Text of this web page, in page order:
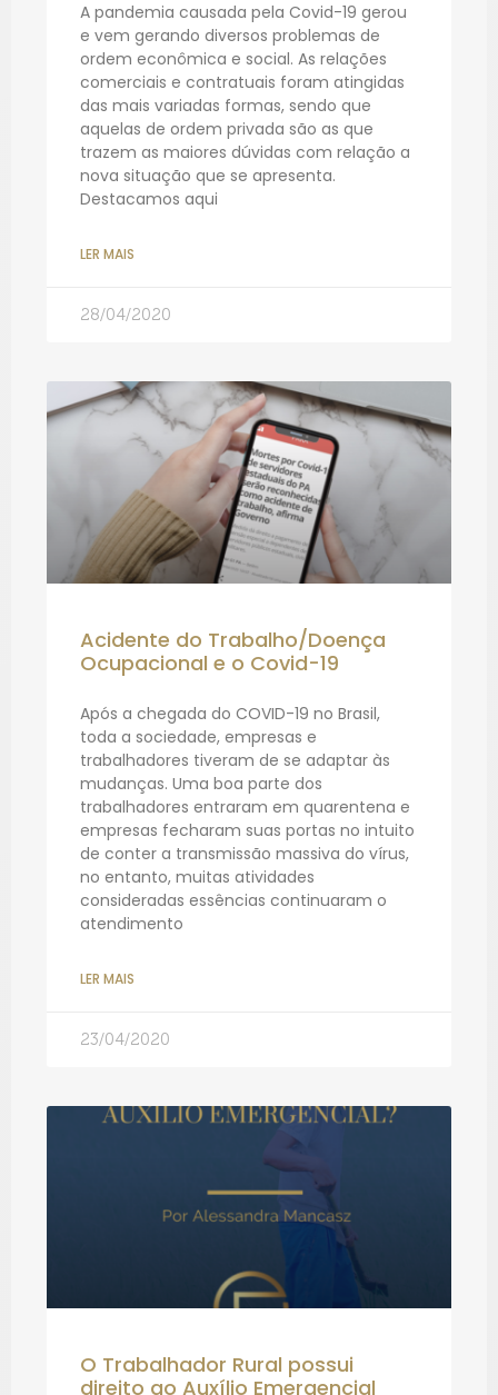
A pandemia causada pela Covid-19 gerou
e vem gerando diversos problemas de
ordem econômica e social. As relações
comerciais e contratuais foram atingidas
das mais variadas formas, sendo que
aquelas de ordem privada são as que
trazem as maiores dúvidas com relação a
nova situação que se apresenta.
Destacamos aqui
LER MAIS
28/04/2020
Acidente do Trabalho/Doença
Ocupacional e o Covid-19
Após a chegada do COVID-19 no Brasil,
toda a sociedade, empresas e
trabalhadores tiveram de se adaptar às
mudanças. Uma boa parte dos
trabalhadores entraram em quarentena e
empresas fecharam suas portas no intuito
de conter a transmissão massiva do vírus,
no entanto, muitas atividades
consideradas essências continuaram o
atendimento
LER MAIS
23/04/2020
O Trabalhador Rural possui
direito ao Auxílio Emergencial